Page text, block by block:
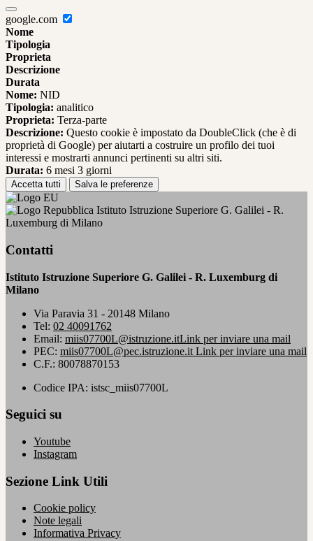
google.com
Nome
Tipologia
Proprieta
Descrizione
Durata
Nome: NID
Tipologia: analitico
Proprieta: Terza-parte
Descrizione: Questo cookie è impostato da DoubleClick (che è di
proprietà di Google) per aiutarti a costruire un profilo dei tuoi
interessi e mostrarti annunci pertinenti su altri siti.
Durata: 6 mesi 3 giorni
Accetta tutti Salva le preferenze
Istituto Istruzione Superiore G. Galilei - R.
Luxemburg di Milano
Contatti
Istituto Istruzione Superiore G. Galilei - R. Luxemburg di
Milano
Via Paravia 31 - 20148 Milano
Tel: 02 40091762
Email: miis07700L@istruzione.itLink per inviare una mail
PEC: miis07700L@pec.istruzione.it Link per inviare una mail
C.F.: 80078870153
Codice IPA: istsc_miis07700L
Seguici su
Youtube
Instagram
Sezione Link Utili
Cookie policy
Note legali
Informativa Privacy